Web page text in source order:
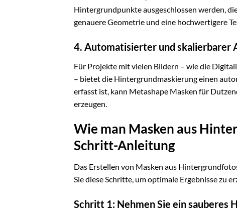
Hintergrundpunkte ausgeschlossen werden,
genauere Geometrie und eine hochwertigere
4. Automatisierter und skalierbarer
Für Projekte mit vielen Bildern – wie die
– bietet die Hintergrundmaskierung einen
erfasst ist, kann Metashape Masken für
erzeugen.
Wie man Masken aus
Schritt-Anleitung
Das Erstellen von Masken aus
Sie diese Schritte, um optimale Ergebnisse zu
Schritt 1: Nehmen Sie ein sauberes